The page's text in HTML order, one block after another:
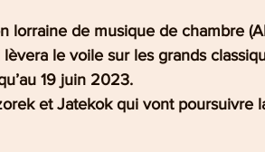
lorraine de musique de chambre
le voile sur les grands
19 juin 2023.
et Jatekok qui vont poursuivre